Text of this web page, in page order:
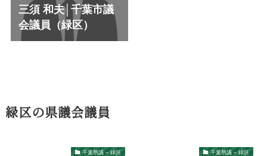
三須 和夫│千葉市議
会議員（緑区）
緑区の県議会議員
千葉県議 – 緑区 千葉県議 – 緑区